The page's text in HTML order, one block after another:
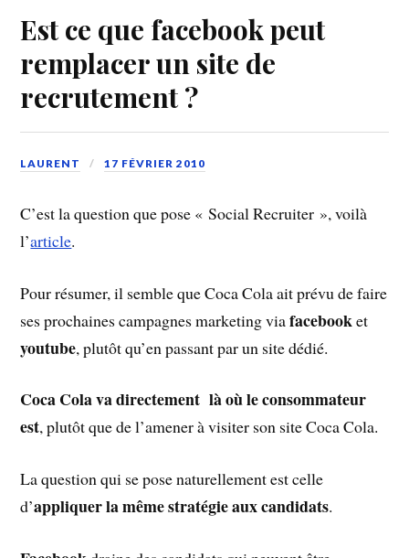
Est ce que facebook peut
remplacer un site de
recrutement ?
LAURENT 17 FÉVRIER 2010
C’est la question que pose « Social Recruiter », voilà
l’article.
Pour résumer, il semble que Coca Cola ait prévu de faire
ses prochaines campagnes marketing viafacebooket
youtube, plutôt qu’en passant par un site dédié.
Coca Cola va directement là où le consommateur
est, plutôt que de l’amener à visiter son site Coca Cola.
La question qui se pose naturellement est celle
d’appliquer la même stratégie aux candidats.